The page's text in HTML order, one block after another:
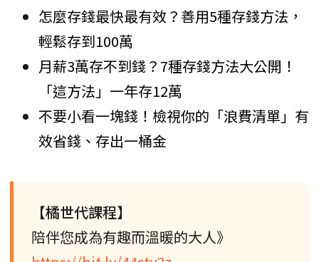
怎麼存錢最快最有效？善用5種存錢方法，
輕鬆存到100萬
月薪3萬存不到錢？7種存錢方法大公開！
「這方法」一年存12萬
不要小看一塊錢！檢視你的「浪費清單」有
效省錢、存出一桶金
【橘世代課程】
陪伴您成為有趣而溫暖的大人》